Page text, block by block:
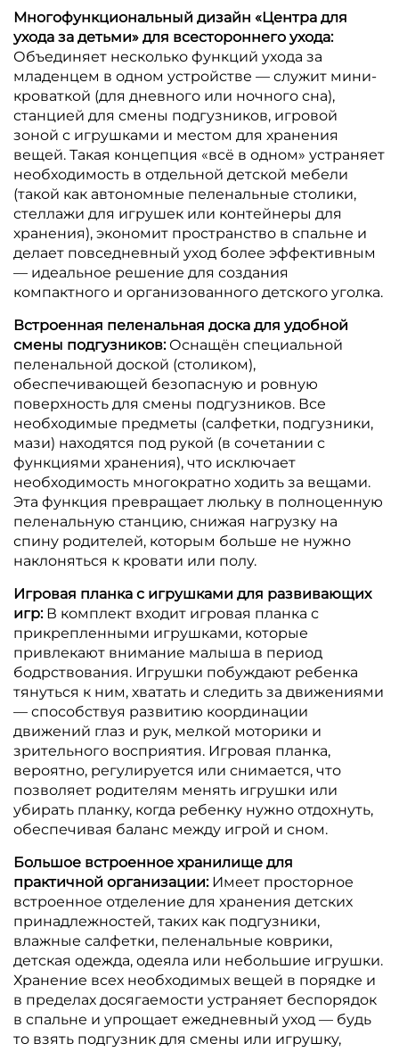
Многофункциональный дизайн «Центра для
ухода за детьми» для всестороннего ухода:
Объединяет несколько функций ухода за
младенцем в одном устройстве — служит мини-
кроваткой (для дневного или ночного сна),
станцией для смены подгузников, игровой
зоной с игрушками и местом для хранения
вещей. Такая концепция «всё в одном» устраняет
необходимость в отдельной детской мебели
(такой как автономные пеленальные столики,
стеллажи для игрушек или контейнеры для
хранения), экономит пространство в спальне и
делает повседневный уход более эффективным
— идеальное решение для создания
компактного и организованного детского уголка.
Встроенная пеленальная доска для удобной
смены подгузников: Оснащён специальной
пеленальной доской (столиком),
обеспечивающей безопасную и ровную
поверхность для смены подгузников. Все
необходимые предметы (салфетки, подгузники,
мази) находятся под рукой (в сочетании с
функциями хранения), что исключает
необходимость многократно ходить за вещами.
Эта функция превращает люльку в полноценную
пеленальную станцию, снижая нагрузку на
спину родителей, которым больше не нужно
наклоняться к кровати или полу.
Игровая планка с игрушками для развивающих
игр: В комплект входит игровая планка с
прикрепленными игрушками, которые
привлекают внимание малыша в период
бодрствования. Игрушки побуждают ребенка
тянуться к ним, хватать и следить за движениями
— способствуя развитию координации
движений глаз и рук, мелкой моторики и
зрительного восприятия. Игровая планка,
вероятно, регулируется или снимается, что
позволяет родителям менять игрушки или
убирать планку, когда ребенку нужно отдохнуть,
обеспечивая баланс между игрой и сном.
Большое встроенное хранилище для
практичной организации: Имеет просторное
встроенное отделение для хранения детских
принадлежностей, таких как подгузники,
влажные салфетки, пеленальные коврики,
детская одежда, одеяла или небольшие игрушки.
Хранение всех необходимых вещей в порядке и
в пределах досягаемости устраняет беспорядок
в спальне и упрощает ежедневный уход — будь
то взять подгузник для смены или игрушку,